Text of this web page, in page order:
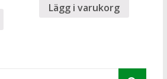
Lägg i varukorg